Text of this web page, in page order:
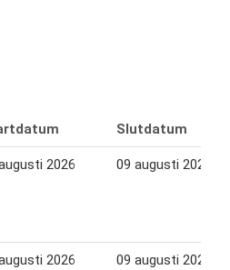
Slutdatum
2026 09 augusti 2026
2026 09 augusti 2026